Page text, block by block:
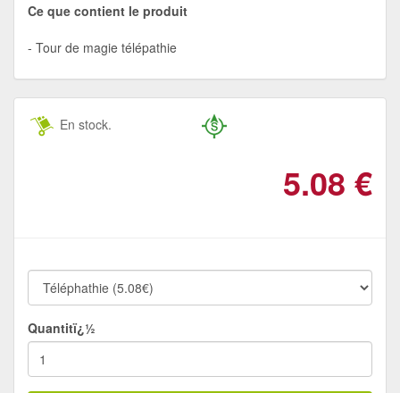
Ce que contient le produit
Tour de magie télépathie
En stock.
5.08 €
Quantitï¿½